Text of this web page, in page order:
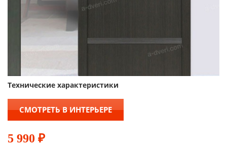
Технические характеристики
СМОТРЕТЬ В ИНТЕРЬЕРЕ
5 990 ₽